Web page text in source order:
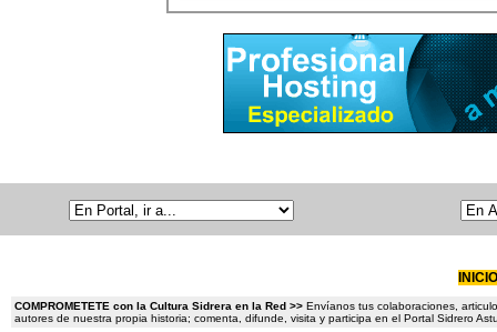
INICIO
COMPROMETETE con la Cultura Sidrera en la Red >> Envíanos tus colaboraciones,
autores de nuestra propia historia; comenta, difunde, visita y participa en el Portal Sidrero